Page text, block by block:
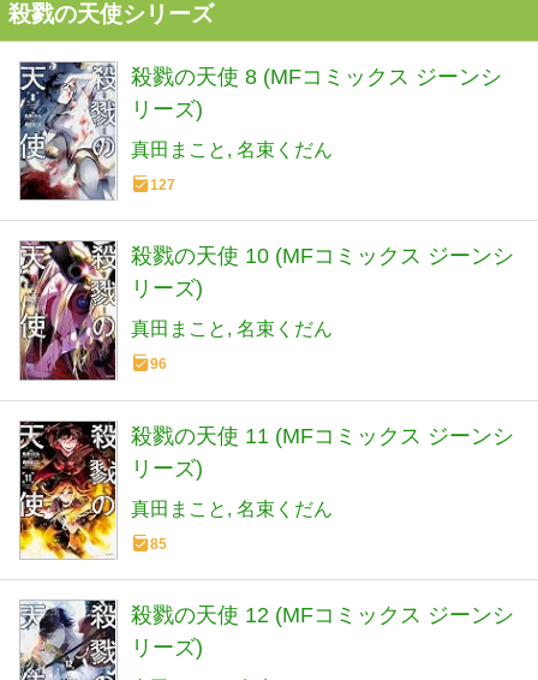
殺戮の天使シリーズ
殺戮の天使 8 (MFコミックス ジーンシ
リーズ)
真田まこと 名束くだん
127
殺戮の天使 10 (MFコミックス ジーンシ
リーズ)
真田まこと 名束くだん
96
殺戮の天使 11 (MFコミックス ジーンシ
リーズ)
真田まこと 名束くだん
85
殺戮の天使 12 (MFコミックス ジーンシ
リーズ)